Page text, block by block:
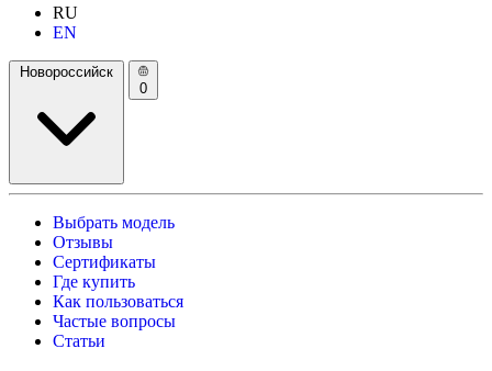
RU
EN
Новороссийск
0
Выбрать модель
Отзывы
Сертификаты
Где купить
Как пользоваться
Частые вопросы
Статьи